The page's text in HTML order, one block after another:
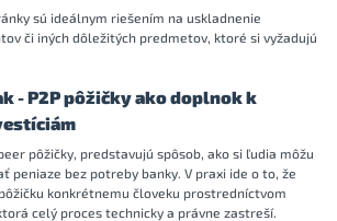
sú ideálnym riešením na uskladnenie
či iných dôležitých predmetov, ktoré si vyžadujú
- P2P pôžičky ako doplnok k
pôžičky, predstavujú spôsob, ako si ľudia môžu
peniaze bez potreby banky. V praxi ide o to, že
konkrétnemu človeku prostredníctvom
celý proces technicky a právne zastreší.